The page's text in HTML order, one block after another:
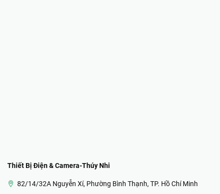
Thiết Bị Điện & Camera-Thúy Nhi
82/14/32A Nguyễn Xí, Phường Bình Thạnh, TP. Hồ Chí Minh